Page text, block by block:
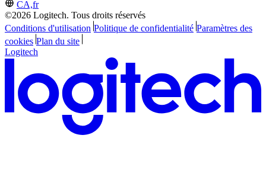
CA,fr
©2026 Logitech. Tous droits réservés
Conditions d'utilisation Politique de confidentialité Paramètres des
cookies Plan du site
Logitech